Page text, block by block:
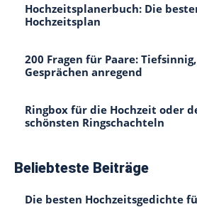
Hochzeitsplanerbuch: Die
Hochzeitsplan
200 Fragen für Paare:
Gesprächen anregend
Ringbox für die Hochzeit oder
schönsten Ringschachteln
Beliebteste Beiträge
Die besten Hochzeitsgedichte